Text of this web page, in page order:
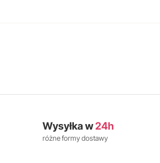
Wysyłka w24h
różne formy dostawy